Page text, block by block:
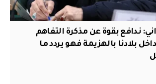
ندافع بقوة عن مذكرة التفاهم
بلادنا بالهزيمة فهو يردد ما